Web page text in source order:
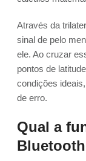
Através da
sinal de pelo
ele. Ao cruzar
pontos de
condições
de erro.
Qual a